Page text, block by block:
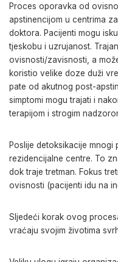
Proces oporavka od
apstinencijom u centrima
doktora. Pacijenti mogu
tjeskobu i uzrujanost.
ovisnosti/zavisnosti, a
koristio velike doze duži
pate od akutnog post-
simptomi mogu trajati i
terapijom i strogim
Poslije detoksikacije mnogi
rezidencijalne centre. To
dok traje tretman. Fokus
ovisnosti (pacijenti idu na
Sljedeći korak ovog
vraćaju svojim životima